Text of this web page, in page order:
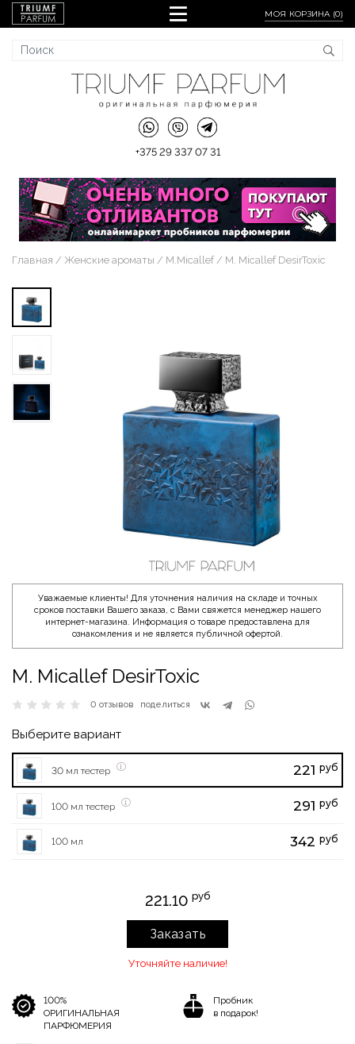
МОЯ КОРЗИНА (0)
+375 29 337 07 31
Главная Женские ароматы M.Micallef M. Micallef DesirToxic
Уважаемые клиенты! Для уточнения наличия на складе и точных
сроков поставки Вашего заказа, с Вами свяжется менеджер нашего
интернет-магазина. Информация о товаре предоставлена для
ознакомления и не является публичной офертой.
M. Micallef DesirToxic
0 отзывов поделиться
Выберите вариант
30 мл тестер 221 руб
100 мл тестер 291 руб
100 мл 342 руб
221.10 руб
Заказать
Уточняйте наличие!
100%
ОРИГИНАЛЬНАЯ
ПАРФЮМЕРИЯ
Пробник
в подарок!